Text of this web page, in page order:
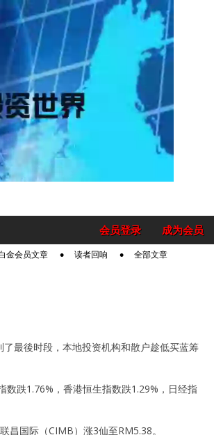
成为会员
会员登录
金会员文章 读者回响 全部文章
最後时段，本地投资机构和散户趁低买蓝筹
跌1.76%，香港恒生指数跌1.29%，日经指
国际（CIMB）涨3仙至RM5.38。